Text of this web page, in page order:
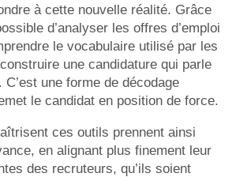
à cette nouvelle réalité. Grâce
d’analyser les offres d’emploi
le vocabulaire utilisé par les
une candidature qui parle
C’est une forme de décodage
le candidat en position de force.
ces outils prennent ainsi
en alignant plus finement leur
des recruteurs, qu’ils soient